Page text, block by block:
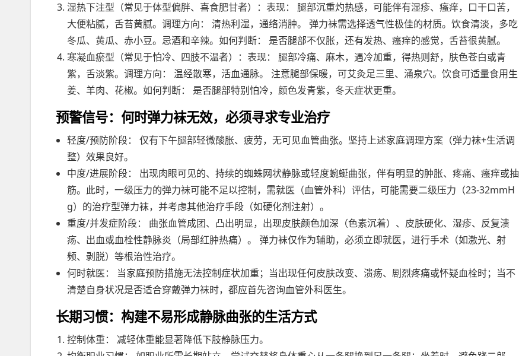
湿热下注型（常见于体型偏胖、喜食肥甘者）：表现： 腿部沉重灼热感，可能伴有湿疹、瘙痒，口干口苦，
大便粘腻，舌苔黄腻。调理方向： 清热利湿，通络消肿。 弹力袜需选择透气性极佳的材质。饮食清淡，多吃
冬瓜、黄瓜、赤小豆。忌酒和辛辣。如何判断： 是否腿部不仅胀，还有发热、瘙痒的感觉，舌苔很黄腻。
寒凝血瘀型（常见于怕冷、四肢不温者）：表现： 腿部冷痛、麻木，遇冷加重，得热则舒，肤色苍白或青
紫，舌淡紫。调理方向： 温经散寒，活血通脉。 注意腿部保暖，可艾灸足三里、涌泉穴。饮食可适量食用生
姜、羊肉、花椒。如何判断： 是否腿部特别怕冷，颜色发青紫，冬天症状更重。
预警信号：何时弹力袜无效，必须寻求专业治疗
轻度/预防阶段： 仅有下午腿部轻微酸胀、疲劳，无可见血管曲张。坚持上述家庭调理方案（弹力袜+生活调
整）效果良好。
中度/进展阶段： 出现肉眼可见的、持续的蜘蛛网状静脉或轻度蜿蜒曲张，伴有明显的肿胀、疼痛、瘙痒或抽
筋。此时，一级压力的弹力袜可能不足以控制，需就医（血管外科）评估，可能需要二级压力（23-32mmH
g）的治疗型弹力袜，并考虑其他治疗手段（如硬化剂注射）。
重度/并发症阶段： 曲张血管成团、凸出明显，出现皮肤颜色加深（色素沉着）、皮肤硬化、湿疹、反复溃
疡、出血或血栓性静脉炎（局部红肿热痛）。 弹力袜仅作为辅助，必须立即就医，进行手术（如激光、射
频、剥脱）等根治性治疗。
何时就医： 当家庭预防措施无法控制症状加重；当出现任何皮肤改变、溃疡、剧烈疼痛或怀疑血栓时；当不
清楚自身状况是否适合穿戴弹力袜时，都应首先咨询血管外科医生。
长期习惯：构建不易形成静脉曲张的生活方式
控制体重： 减轻体重能显著降低下肢静脉压力。